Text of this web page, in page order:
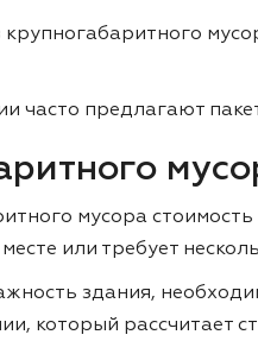
крупногабаритного
часто предлагают
мусора стоимость
или требует
здания,
который рассчитает